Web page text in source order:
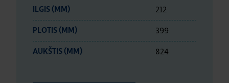
ILGIS (MM) 212
PLOTIS (MM) 399
AUKŠTIS (MM) 824